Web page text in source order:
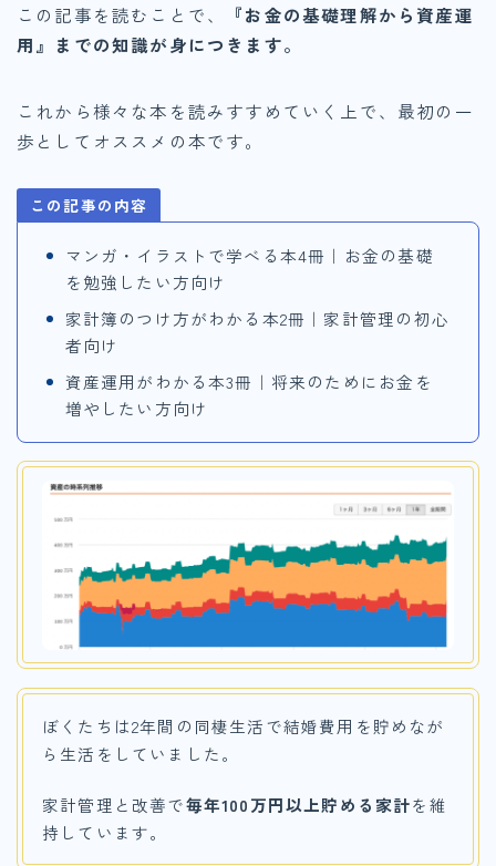
この記事を読むことで、
『お金の基礎理解から資産運
用』までの知識が身につきます。
これから様々な本を読みすすめていく上で、最初の一
歩としてオススメの本です。
この記事の内容
マンガ・イラストで学べる本4冊｜お金の基礎
を勉強したい方向け
家計簿のつけ方がわかる本2冊｜家計管理の初心
者向け
資産運用がわかる本3冊｜将来のためにお金を
増やしたい方向け
ぼくたちは2年間の同棲生活で結婚費用を貯めなが
ら生活をしていました。
家計管理と改善で毎年100万円以上貯める家計を維
持しています。